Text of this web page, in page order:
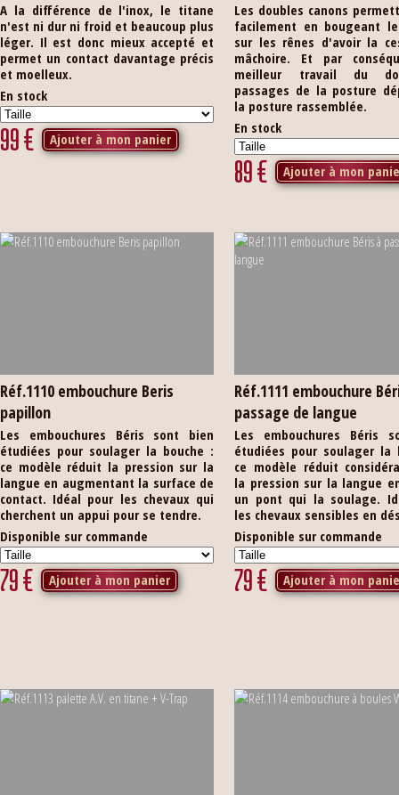
A la différence de l'inox, le titane
n'est ni dur ni froid et beaucoup plus
léger. Il est donc mieux accepté et
permet un contact davantage précis
et moelleux.
En stock
99€ Ajouter à mon panier
Les doubles canons
facilement en bougeant
sur les rênes d'avoir la
mâchoire. Et par
meilleur travail du
passages de la posture
la posture rassemblée.
En stock
89€ Ajouter à mon
Réf.1110 embouchure Beris
papillon
Les embouchures Béris sont bien
étudiées pour soulager la bouche :
ce modèle réduit la pression sur la
langue en augmentant la surface de
contact. Idéal pour les chevaux qui
cherchent un appui pour se tendre.
Disponible sur commande
79€ Ajouter à mon panier
Réf.1111 embouchure
passage de langue
Les embouchures Béris
étudiées pour soulager la
ce modèle réduit
la pression sur la langue
un pont qui la soulage.
les chevaux sensibles en
Disponible sur commande
79€ Ajouter à mon